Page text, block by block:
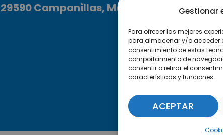
Gestionar
Para ofrecer las mejores
para almacenar y/o acceder
consentimiento de estas
comportamiento de
consentir o retirar el
características y funciones.
ACEPTAR
29590 Campanillas, Málaga